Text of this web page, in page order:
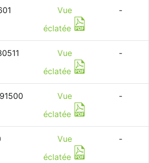
Vue
éclatée
-
Vue
éclatée
-
Vue
éclatée
-
Vue
éclatée
-